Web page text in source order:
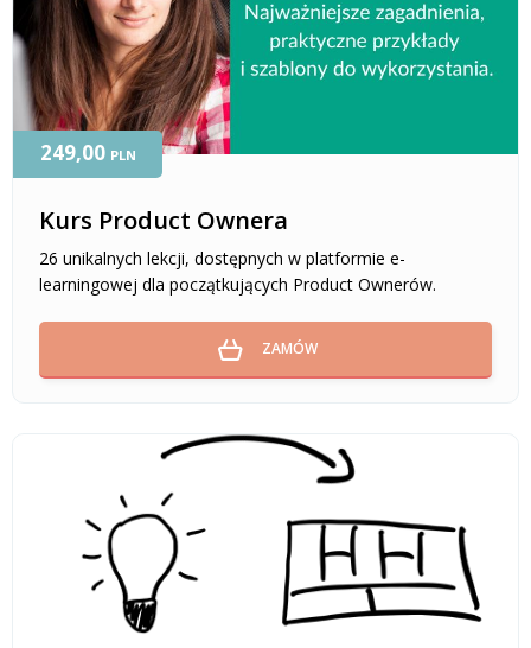
Kurs Product Ownera
26 unikalnych lekcji, dostępnych w platformie e-
learningowej dla początkujących Product Ownerów.
249,00 PLN
ZAMÓW